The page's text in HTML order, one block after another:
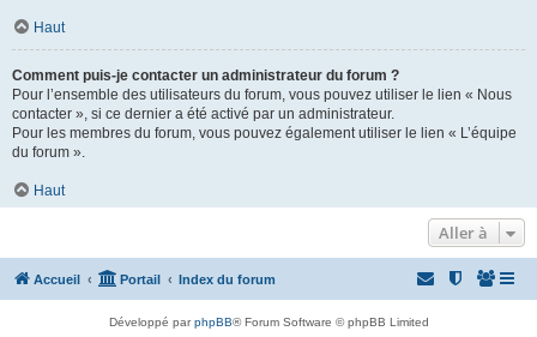
Haut
Comment puis-je contacter un administrateur du forum ?
Pour l’ensemble des utilisateurs du forum, vous pouvez utiliser le lien « Nous
contacter », si ce dernier a été activé par un administrateur.
Pour les membres du forum, vous pouvez également utiliser le lien « L’équipe
du forum ».
Haut
Aller à
Accueil Portail Index du forum
Développé parphpBB® Forum Software © phpBB Limited